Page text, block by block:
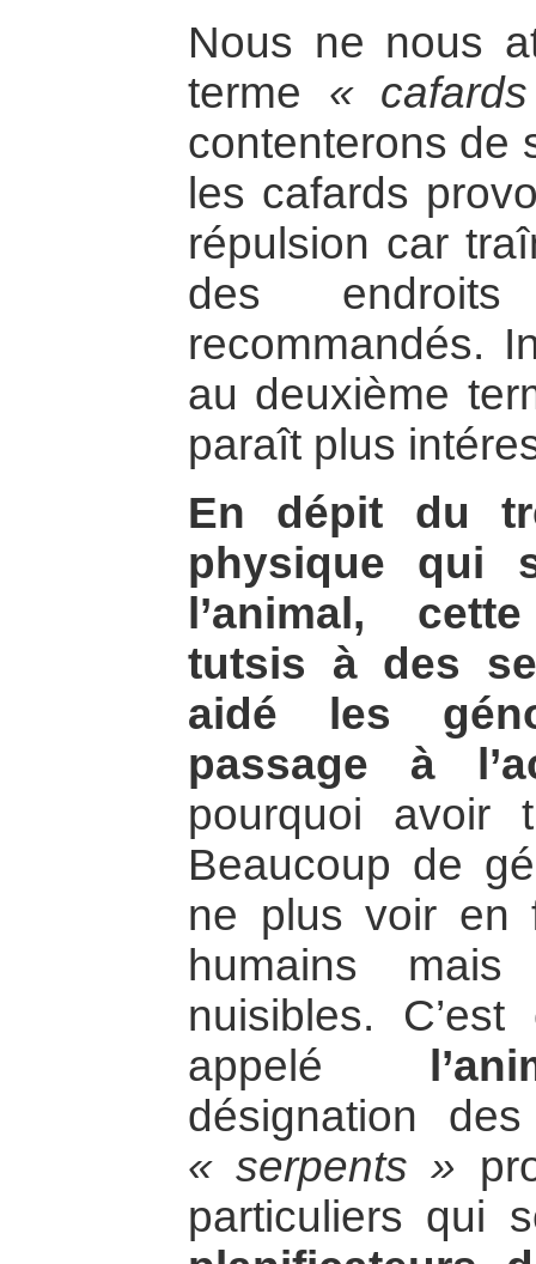
Nous ne nous
terme «
contenterons de
les cafards
répulsion car
des
recommandés.
au deuxième
paraît plus
En dépit du
physique qui
l’animal,
tutsis à des
aidé les
passage à
pourquoi
Beaucoup de
ne plus voir en
humains
nuisibles.
appelé
désignation
« serpents »
particuliers qui